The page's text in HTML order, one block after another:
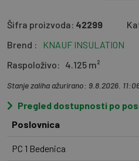
Šifra proizvoda: 42299
Brend :
KNAUF INSULATION
Raspoloživo: 4.125 m²
Stanje zaliha ažurirano: 9.8.2026.
Pregled dostupnosti po
Poslovnica
PC 1 Bedenica